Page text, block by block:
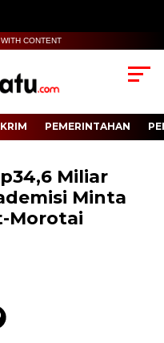
CONTENT
PEMERINTAHAN
Miliar
Minta
Morotai